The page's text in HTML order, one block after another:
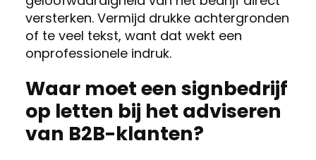
versterken. Vermijd drukke achtergronden
of te veel tekst, want dat wekt een
onprofessionele indruk.
Waar moet een signbedrijf
op letten bij het adviseren
van B2B-klanten?